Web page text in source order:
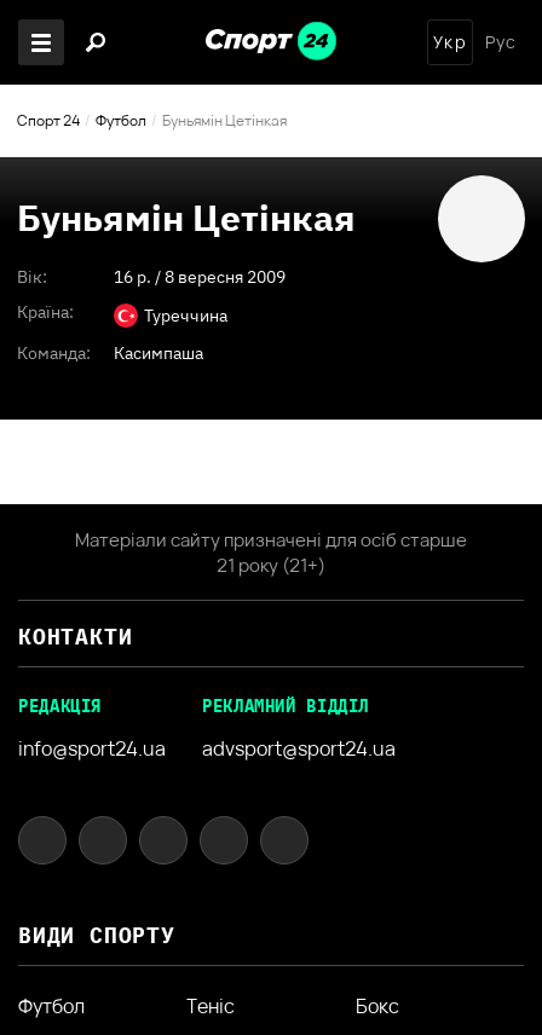
Укр Рус
Спорт 24 Футбол Буньямін Цетінкая
Буньямін Цетінкая
Вік: 16 p. /8 вересня 2009
Країна:
Туреччина
Команда:
Касимпаша
Матеріали сайту призначені для осіб старше
21 року (21+)
КОНТАКТИ
РЕДАКЦІЯ
info@sport24.ua
РЕКЛАМНИЙ ВІДДІЛ
advsport@sport24.ua
ВИДИ СПОРТУ
Футбол Теніс
Бокс